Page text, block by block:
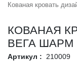
Кованая кровать
КОВАНАЯ
ВЕГА ШАРМ
Артикул : 210009